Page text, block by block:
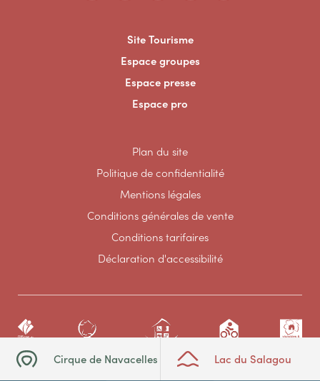
Cirque de Navacelles Lac du Salagou
Site Tourisme
Espace groupes
Espace presse
Espace pro
Plan du site
Politique de confidentialité
Mentions légales
Conditions générales de vente
Conditions tarifaires
Déclaration d'accessibilité